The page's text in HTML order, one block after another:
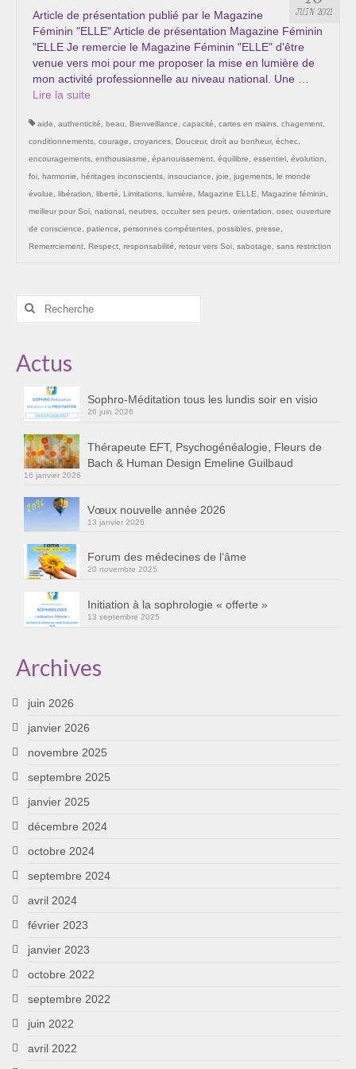
Les Onctions Sacrées -La Magdaléenne –
Nadine-Sarah Penna
Qui suis je ?
Mon cursus d’évolution vers une femme plus
Témoignages
Calendrier
Initiation à la sophrologie « offerte »
Sophro-Méditation tous les lundis soir en visio
Prendre contact
Cursus « Le chemin par la psyché »
Sophro-Méditation tous les lundis soir en visio
Sophrologie
Initiation à la sophrologie « offerte »
Témoignages B
Prendre contact
JUIN 2021
Article de présentation publié par le Magazine
Féminin "ELLE" Article de présentation Magazine Féminin
"ELLE Je remercie le Magazine Féminin "ELLE" d'être
venue vers moi pour me proposer la mise en lumière de
mon activité professionnelle au niveau national. Une …
Lire la suite­­
aide authenticité beau Bienveillance capacité cartes en mains chagement
conditionnements courage croyances Douceur, droit au bonheur, échec
encouragements enthousiasme épanouissement équilibre essentiel évolution
foi harmonie héritages inconscients insouciance joie jugements le monde
évolue
libération liberté Limitations lumière Magazine ELLE Magazine féminin
meilleur pour Soi national neutres occulter ses peurs orientation oser, ouverture
de conscience
patience personnes compétentes possibles presse
Remerrciement
Respect responsabilité retour vers Soi sabotage sans restriction
Rechercher
Actus
Sophro-Méditation tous les lundis soir en visio
26 juin 2026
Thérapeute EFT, Psychogénéalogie, Fleurs de
Bach & Human Design Emeline Guilbaud
16 janvier 2026
Vœux nouvelle année 2026
13 janvier 2026
Forum des médecines de l’âme
20 novembre 2025
Initiation à la sophrologie « offerte »
13 septembre 2025
Archives
juin 2026
janvier 2026
novembre 2025
septembre 2025
janvier 2025
décembre 2024
octobre 2024
septembre 2024
avril 2024
février 2023
janvier 2023
octobre 2022
septembre 2022
juin 2022
avril 2022